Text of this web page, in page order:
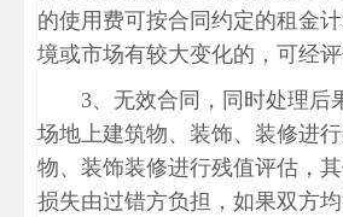
的使用费可按合同约定的租金
境或市场有较大变化的，可经评
3、无效合同，同时处理后
场地上建筑物、装饰、装修进
物、装饰装修进行残值评估，
损失由过错方负担，如果双方